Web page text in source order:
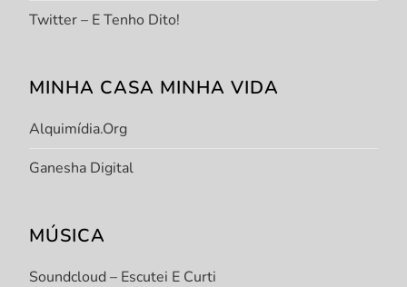
Twitter – E Tenho Dito!
MINHA CASA MINHA VIDA
Alquimídia.org
Ganesha Digital
MÚSICA
Soundcloud – Escutei E Curti